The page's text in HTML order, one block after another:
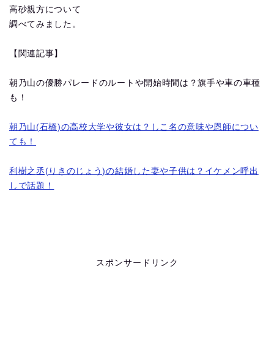
高砂親方について
調べてみました。
【関連記事】
朝乃山の優勝パレードのルートや開始時間は？旗手や車の車種
も！
朝乃山(石橋)の高校大学や彼女は？しこ名の意味や恩師につい
ても！
利樹之丞(りきのじょう)の結婚した妻や子供は？イケメン呼出
しで話題！
スポンサードリンク